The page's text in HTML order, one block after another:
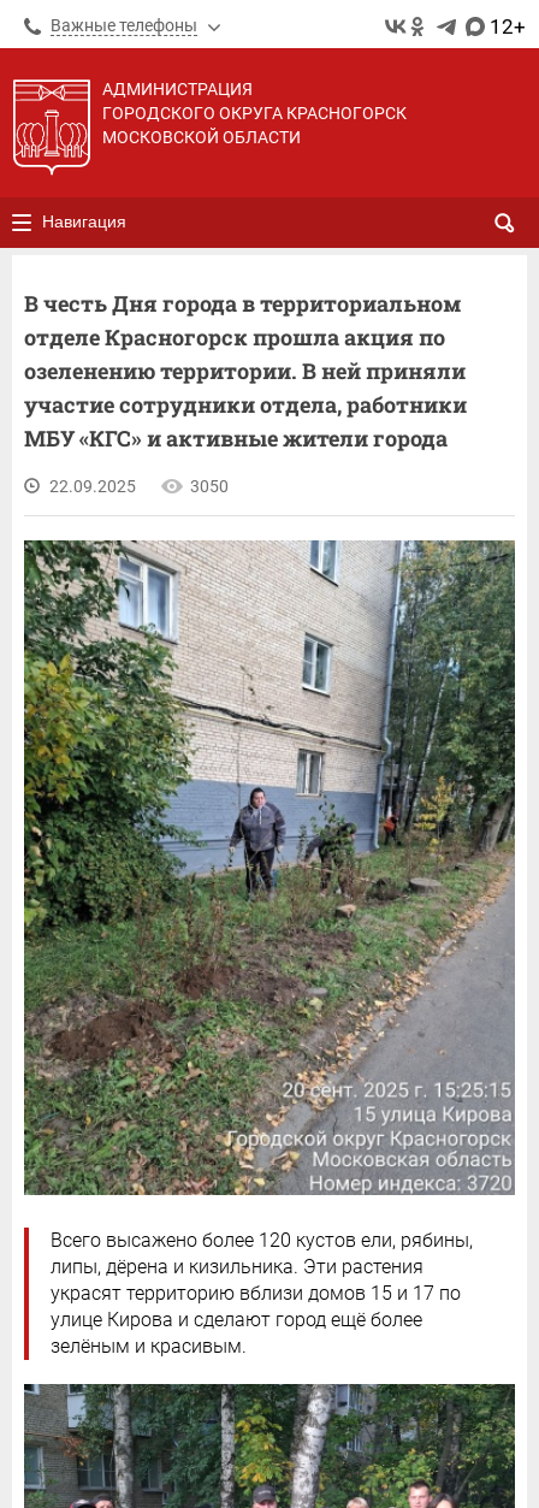
Важные телефоны 12+
АДМИНИСТРАЦИЯ
ГОРОДСКОГО ОКРУГА КРАСНОГОРСК
МОСКОВСКОЙ ОБЛАСТИ
Навигация
В честь Дня города в территориальном
отделе Красногорск прошла акция по
озеленению территории. В ней приняли
участие сотрудники отдела, работники
МБУ «КГС» и активные жители города
22.09.2025 3050
Всего высажено более 120 кустов ели, рябины,
липы, дёрена и кизильника. Эти растения
украсят территорию вблизи домов 15 и 17 по
улице Кирова и сделают город ещё более
зелёным и красивым.